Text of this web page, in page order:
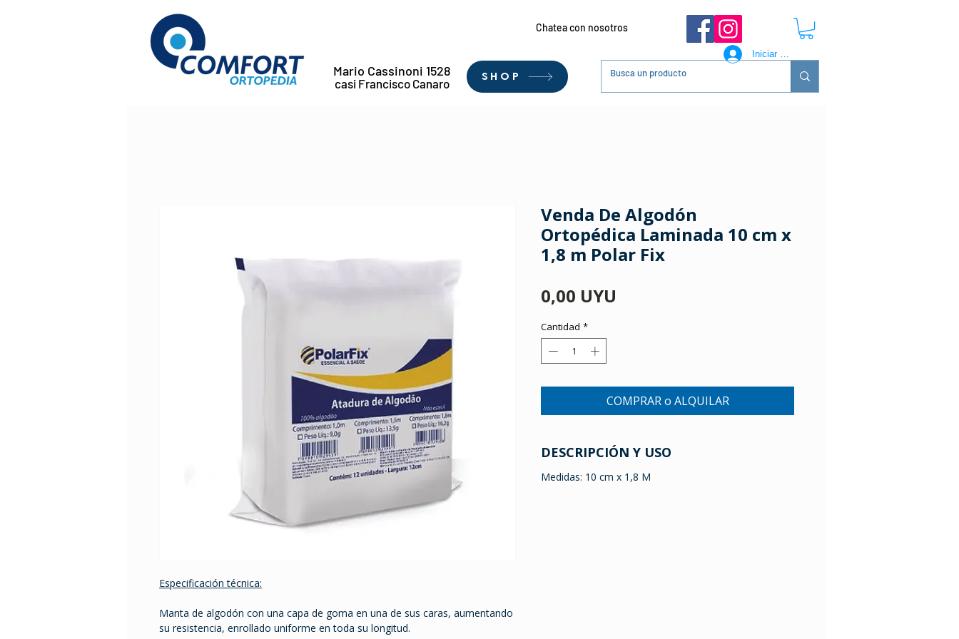
Mario Cassinoni 1528
casi Francisco Canaro
Chatea con nosotros
SHOP
Iniciar sesión
Especificación técnica:
Manta de algodón con una capa de goma en una de sus caras, aumentando
su resistencia, enrollado uniforme en toda su longitud.
Venda De Algodón
Ortopédica Laminada 10 cm x
1,8 m Polar Fix
0,00 UYU
Cantidad *
COMPRAR o ALQUILAR
DESCRIPCIÓN Y USO
Medidas: 10 cm x 1,8 M